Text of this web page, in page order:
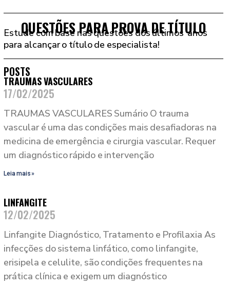
QUESTÕES PARA PROVA DE TÍTULO
Estude com base nas questões dos últimos anos
para alcançar o título de especialista!
POSTS
TRAUMAS VASCULARES
17/02/2025
TRAUMAS VASCULARES Sumário O trauma
vascular é uma das condições mais desafiadoras na
medicina de emergência e cirurgia vascular. Requer
um diagnóstico rápido e intervenção
Leia mais »
LINFANGITE
12/02/2025
Linfangite Diagnóstico, Tratamento e Profilaxia As
infecções do sistema linfático, como linfangite,
erisipela e celulite, são condições frequentes na
prática clínica e exigem um diagnóstico